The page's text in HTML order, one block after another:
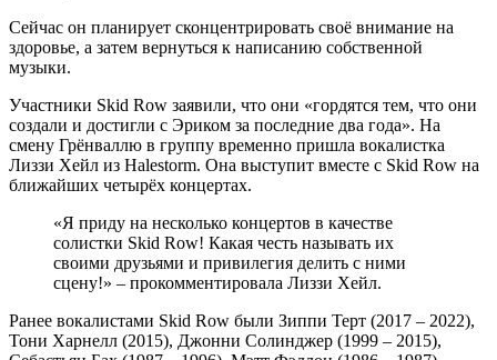
Сейчас он планирует сконцентрировать своё внимание на
здоровье, а затем вернуться к написанию собственной
музыки.
Участники Skid Row заявили, что они «гордятся тем, что они
создали и достигли с Эриком за последние два года». На
смену Грёнваллю в группу временно пришла вокалистка
Лиззи Хейл из Halestorm. Она выступит вместе с Skid Row на
ближайших четырёх концертах.
«Я приду на несколько концертов в качестве
солистки Skid Row! Какая честь называть их
своими друзьями и привилегия делить с ними
сцену!» – прокомментировала Лиззи Хейл.
Ранее вокалистами Skid Row были Зиппи Терт (2017 – 2022),
Тони Харнелл (2015), Джонни Солинджер (1999 – 2015),